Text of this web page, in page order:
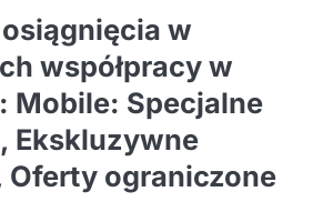
w
współpracy w
Mobile: Specjalne
Ekskluzywne
Oferty ograniczone